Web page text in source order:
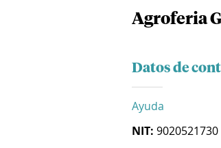
Agroferia
Datos de
Ayuda
NIT: 9020521730